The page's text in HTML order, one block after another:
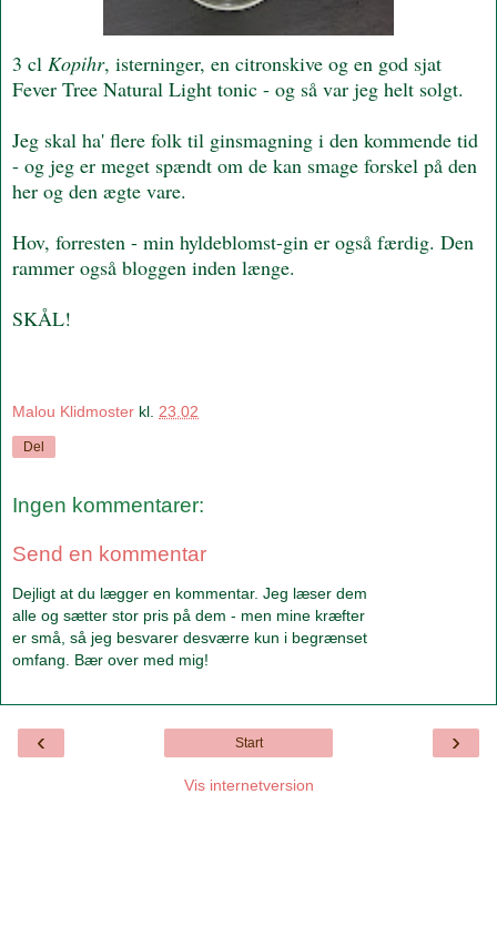
3 cl Kopihr, isterninger, en citronskive og en god sjat
Fever Tree Natural Light tonic - og så var jeg helt solgt.
Jeg skal ha' flere folk til ginsmagning i den kommende tid
- og jeg er meget spændt om de kan smage forskel på den
her og den ægte vare.
Hov, forresten - min hyldeblomst-gin er også færdig. Den
rammer også bloggen inden længe.
SKÅL!
Malou Klidmoster kl. 23.02
Del
Ingen kommentarer:
Send en kommentar
Dejligt at du lægger en kommentar. Jeg læser dem
alle og sætter stor pris på dem - men mine kræfter
er små, så jeg besvarer desværre kun i begrænset
omfang. Bær over med mig!
‹ ›
Start
Vis internetversion